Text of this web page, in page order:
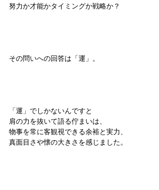
努力か才能かタイミングか戦略か？
その問いへの回答は「運」。
「運」でしかないんですと
肩の力を抜いて語る佇まいは、
物事を常に客観視できる余裕と実力、
真面目さや懐の大きさを感じました。